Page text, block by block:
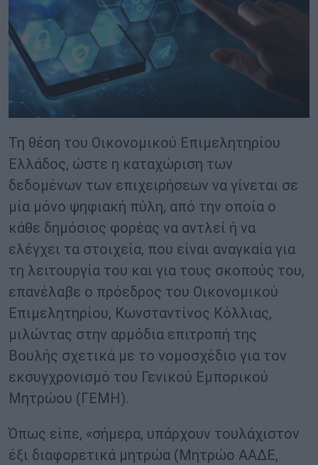
Τη θέση του Οικονομικού Επιμελητηρίου
Ελλάδος, ώστε η καταχώριση των
δεδομένων των επιχειρήσεων να γίνεται σε
μία μόνο ψηφιακή πύλη, από την οποία ο
κάθε δημόσιος φορέας να αντλεί ή να
ελέγχει τα στοιχεία, που είναι αναγκαία για
τη λειτουργία του και για τους σκοπούς του,
επανέλαβε ο πρόεδρος του Οικονομικού
Επιμελητηρίου, Κωνσταντίνος Κόλλιας,
μιλώντας στην αρμόδια επιτροπή της
Βουλής σχετικά με το νομοσχέδιο για τον
εκσυγχρονισμό του Γενικού Εμπορικού
Μητρώου (ΓΕΜΗ).
Όπως είπε, «σήμερα, υπάρχουν τουλάχιστον
έξι διαφορετικά μητρώα (Μητρώο ΑΑΔΕ,